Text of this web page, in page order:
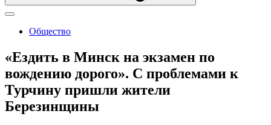
Общество
«Ездить в Минск на экзамен по
вождению дорого». С проблемами к
Турчину пришли жители
Березинщины